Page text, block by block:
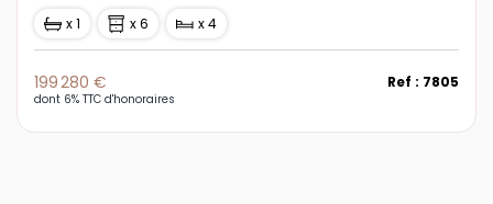
x 1 x 6 x 4
199 280 €
dont 6% TTC d'honoraires
Ref : 7805